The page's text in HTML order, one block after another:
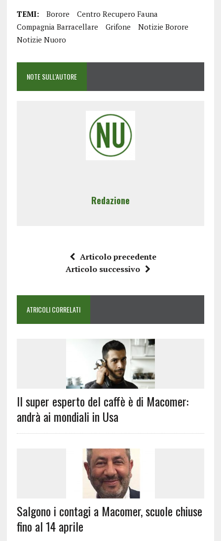
TEMI: Borore
Centro Recupero Fauna
Compagnia Barracellare
Grifone
Notizie Borore
Notizie Nuoro
NOTE SULL'AUTORE
Redazione
Articolo precedente
Articolo successivo
ATRICOLI CORRELATI
Il super esperto del caffè è di Macomer:
andrà ai mondiali in Usa
Salgono i contagi a Macomer, scuole chiuse
fino al 14 aprile